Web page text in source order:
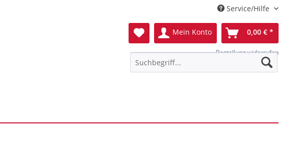
Service/Hilfe
Mein Konto 0,00 € *
Bestellung widerrufen